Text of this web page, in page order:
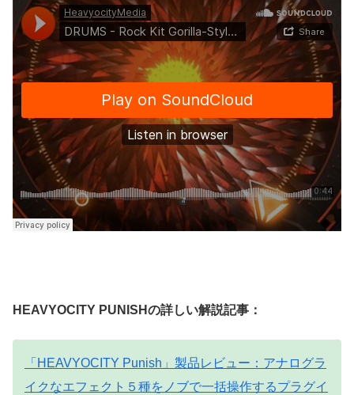
HEAVYOCITY PUNISHの詳しい解説記事：
「HEAVYOCITY Punish」製品レビュー：アナログラ
イクなエフェクト５種をノブで一括操作するプラグイ